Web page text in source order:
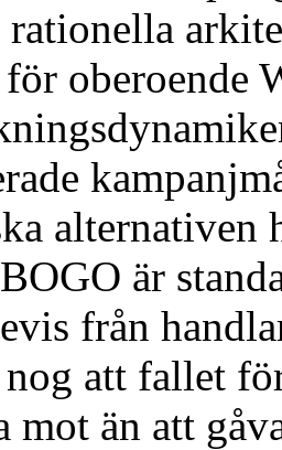
oberoende
alternativen
är
från
att fallet
mot än att